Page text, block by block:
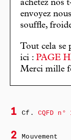
achetez nos
envoyez
souffle,
Tout cela se
ici : PAGE
Merci mille
1 Cf. CQFD n°
2
Mouvement
contrôle marocain